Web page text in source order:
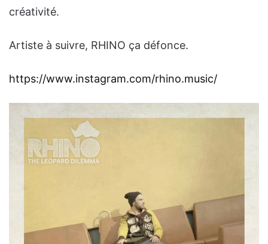
créativité.
Artiste à suivre, RHINO ça défonce.
https://www.instagram.com/rhino.music/